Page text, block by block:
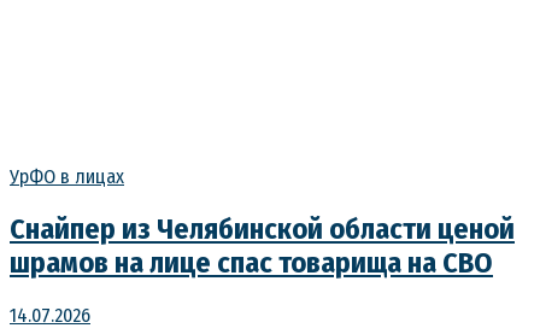
УрФО в лицах
Снайпер из Челябинской области ценой
шрамов на лице спас товарища на СВО
14.07.2026